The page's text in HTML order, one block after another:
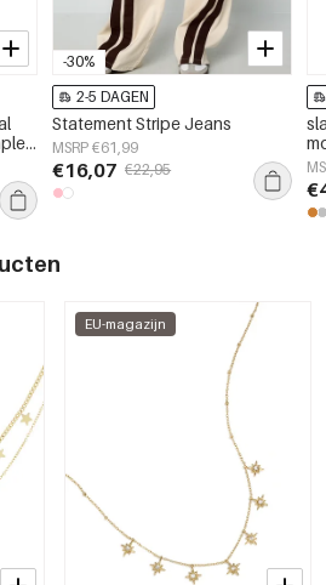
-30%
2-5 DAGEN
Statement Stripe Jeans
MSRP €61,99
€16,07 €22,95
EU-magazijn